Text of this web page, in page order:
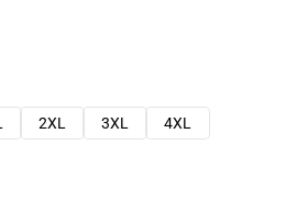
2XL 3XL
4XL